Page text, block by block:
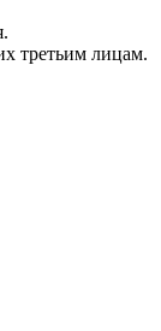
третьим лицам.